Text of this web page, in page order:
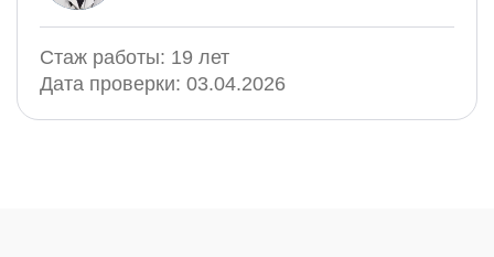
Стаж работы: 19 лет
Дата проверки: 03.04.2026